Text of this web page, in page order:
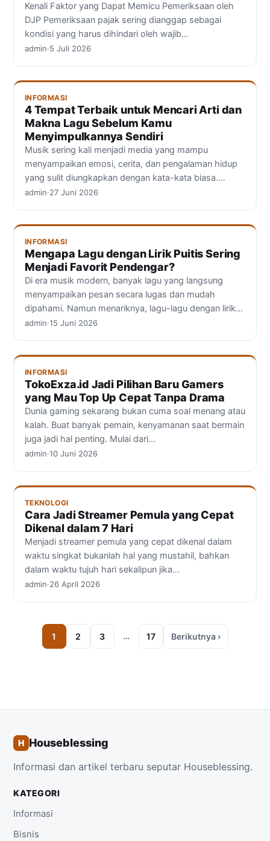
Kenali Faktor yang Dapat Memicu Pemeriksaan oleh
DJP Pemeriksaan pajak sering dianggap sebagai
kondisi yang harus dihindari oleh wajib…
admin·5 Juli 2026
INFORMASI
4 Tempat Terbaik untuk Mencari Arti dan
Makna Lagu Sebelum Kamu
Menyimpulkannya Sendiri
Musik sering kali menjadi media yang mampu
menyampaikan emosi, cerita, dan pengalaman hidup
yang sulit diungkapkan dengan kata-kata biasa.…
admin·27 Juni 2026
INFORMASI
Mengapa Lagu dengan Lirik Puitis Sering
Menjadi Favorit Pendengar?
Di era musik modern, banyak lagu yang langsung
menyampaikan pesan secara lugas dan mudah
dipahami. Namun menariknya, lagu-lagu dengan lirik…
admin·15 Juni 2026
INFORMASI
TokoExza.id Jadi Pilihan Baru Gamers
yang Mau Top Up Cepat Tanpa Drama
Dunia gaming sekarang bukan cuma soal menang atau
kalah. Buat banyak pemain, kenyamanan saat bermain
juga jadi hal penting. Mulai dari…
admin·10 Juni 2026
TEKNOLOGI
Cara Jadi Streamer Pemula yang Cepat
Dikenal dalam 7 Hari
Menjadi streamer pemula yang cepat dikenal dalam
waktu singkat bukanlah hal yang mustahil, bahkan
dalam waktu tujuh hari sekalipun jika…
admin·26 April 2026
1 2 3 … 17 Berikutnya ›
H Houseblessing
Informasi dan artikel terbaru seputar Houseblessing.
KATEGORI
Informasi
Bisnis